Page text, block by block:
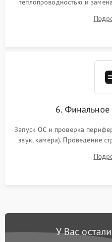
теплопроводностью и
шлейфов, модулей памяти и
6. Финальное
Запуск ОС и проверка
звук, камера). Проведение
для контроля
системы под
У Вас